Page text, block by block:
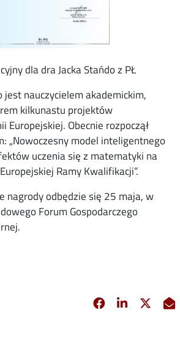
dla dra Jacka Stańdo z PŁ
jest nauczycielem akademickim,
kilkunastu projektów
Europejskiej. Obecnie rozpoczął
„Nowoczesny model inteligentnego
uczenia się z matematyki na
Ramy Kwalifikacji”.
nagrody odbędzie się 25 maja, w
Forum Gospodarczego
Facebook
opens in new
Linkedin
opens in
X